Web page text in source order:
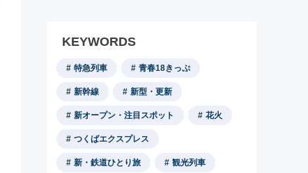
KEYWORDS
特急列車 青春18きっぷ
新幹線 新型・更新
新オープン・注目スポット 花火
つくばエクスプレス
新・鉄道ひとり旅 観光列車